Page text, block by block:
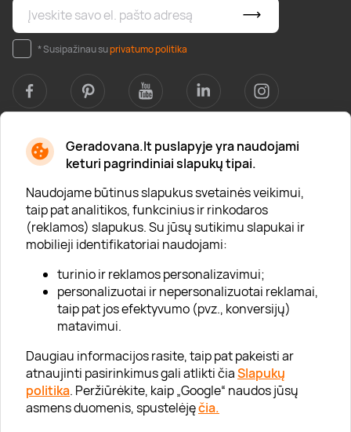
Geradovana.lt puslapyje yra naudojami
keturi pagrindiniai slapukų tipai.
Naudojame būtinus slapukus svetainės veikimui,
taip pat analitikos, funkcinius ir rinkodaros
(reklamos) slapukus. Su jūsų sutikimu slapukai ir
mobilieji identifikatoriai naudojami:
turinio ir reklamos personalizavimui;
personalizuotai ir nepersonalizuotai reklamai,
taip pat jos efektyvumo (pvz., konversijų)
matavimui.
Daugiau informacijos rasite, taip pat pakeisti ar
atnaujinti pasirinkimus gali atlikti čiaSlapukų
politika. Peržiūrėkite, kaip „Google“ naudos jūsų
asmens duomenis, spustelėjęčia.
* Susipažinau suprivatumo politika
Apie mus
Apie „Gera Dovana“
Lojalumo klubas
Karjera
Visi partneriai
Kontaktai
Tinklaraštis
Informacija